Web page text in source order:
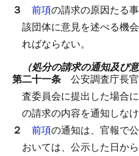
３ 前項の請求の原因たる
該団体に意見を述べる機
ればならない。
（処分の請求の通知及び
第二十一条 公安調査庁長
査委員会に提出した場合
の請求の内容を通知しなけ
２ 前項の通知は、官報で公
おいては、公示した日か